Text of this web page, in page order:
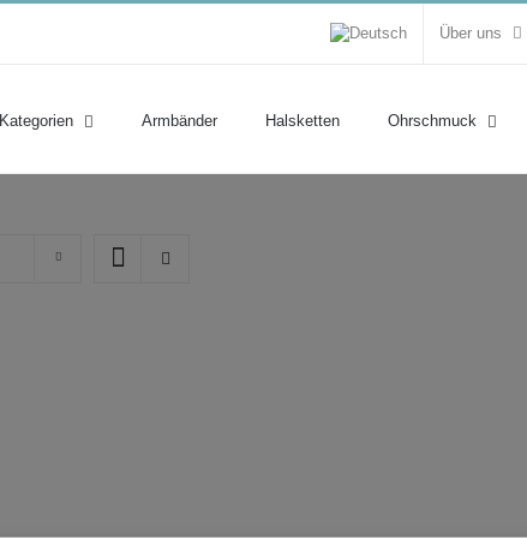
Über uns
Armbänder Halsketten Ohrschmuck